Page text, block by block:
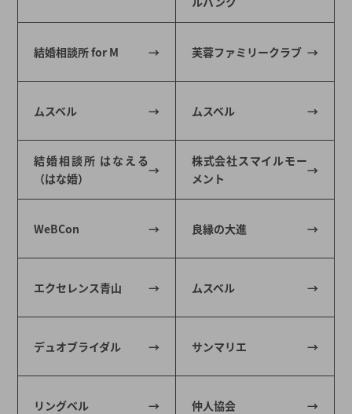
結婚相談所 for M 芙蓉ファミリークラブ
ムスベル ムスベル
結婚相談所 はなえる
（はな婚）
株式会社スマイルモー
メント
WeBCon 良縁の大進
エクセレンス青山 ムスベル
デュオブライダル サンマリエ
リングベル 仲人協会